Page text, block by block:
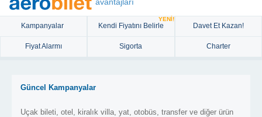
avantajları
Kampanyalar Kendi Fiyatını Belirle
YENİ!
Davet Et Kazan!
Fiyat Alarmı Sigorta Charter
Güncel Kampanyalar
Uçak bileti, otel, kiralık villa, yat, otobüs, transfer ve diğer ürün